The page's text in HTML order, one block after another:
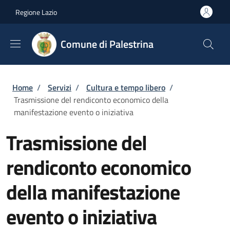
Regione Lazio
Comune di Palestrina
Briciole di pane
Home / Servizi / Cultura e tempo libero /
Trasmissione del rendiconto economico della
manifestazione evento o iniziativa
Trasmissione del
rendiconto economico
della manifestazione
evento o iniziativa